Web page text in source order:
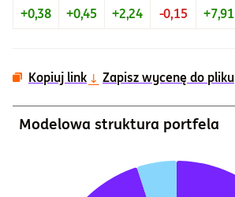
+0,38 +0,45 +2,24 -0,15 +7,91
Kopiuj link Zapisz wycenę do pliku
Modelowa struktura portfela